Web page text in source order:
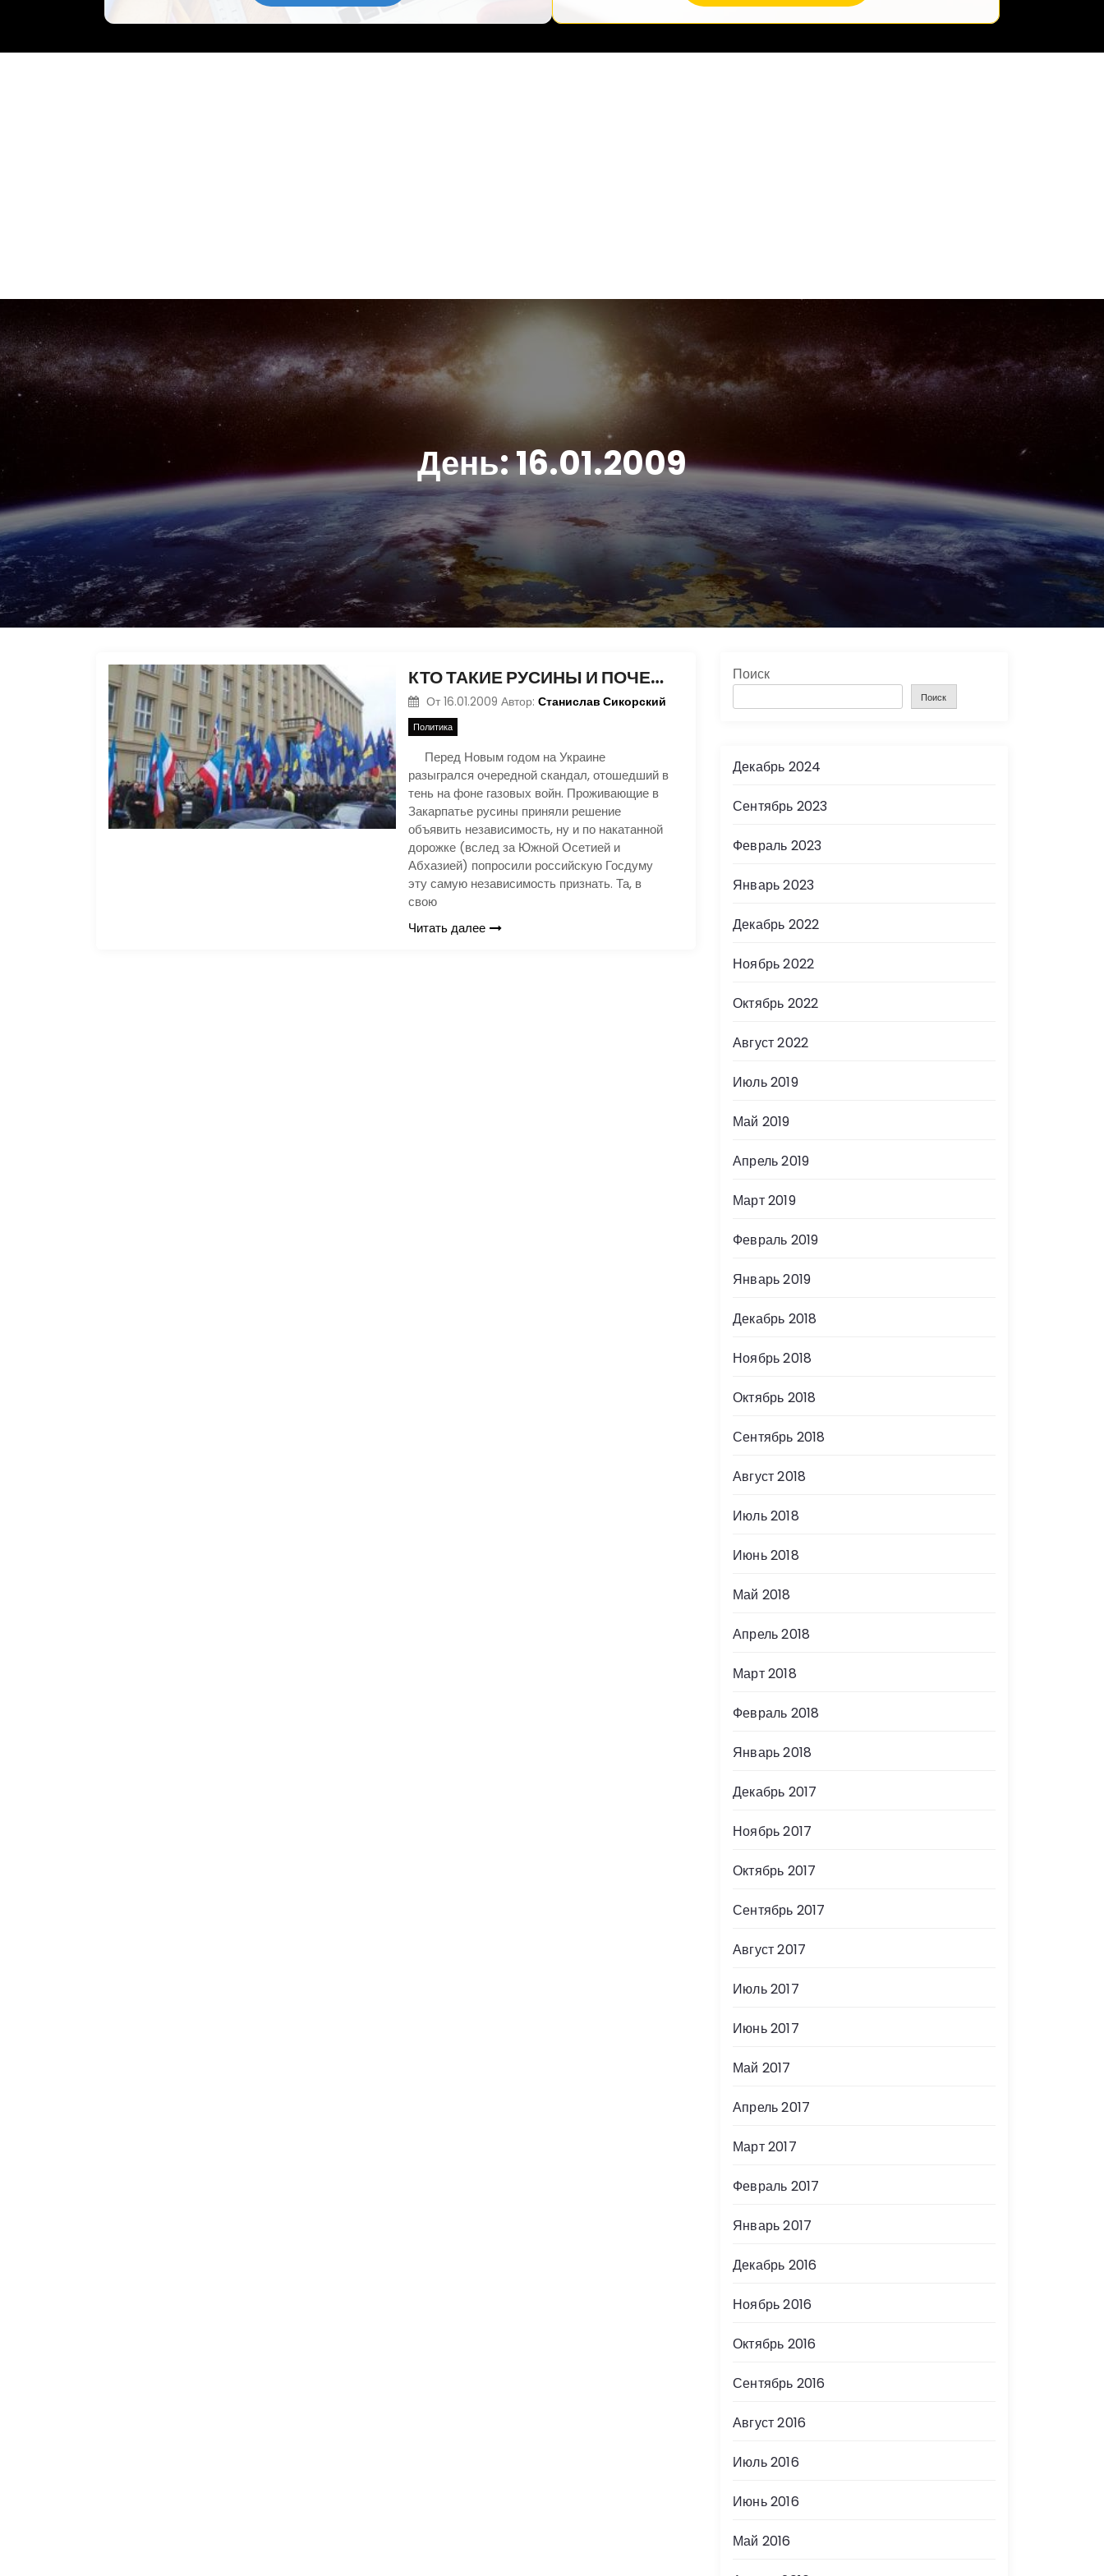
День:16.01.2009
КТО ТАКИЕ РУСИНЫ И ПОЧЕМУ ОНИ ХОТЯТ ОТДЕЛИТЬ ЗАКАРПАТЬЕ ОТ УКРАИНЫ
От 16.01.2009 Автор: Станислав Сикорский
Политика
Перед Новым годом на Украине
разыгрался очередной скандал, отошедший в
тень на фоне газовых войн. Проживающие в
Закарпатье русины приняли решение
объявить независимость, ну и по накатанной
дорожке (вслед за Южной Осетией и
Абхазией) попросили российскую Госдуму
эту самую независимость признать. Та, в
свою
Читать далее
Поиск
Поиск
Декабрь 2024
Сентябрь 2023
Февраль 2023
Январь 2023
Декабрь 2022
Ноябрь 2022
Октябрь 2022
Август 2022
Июль 2019
Май 2019
Апрель 2019
Март 2019
Февраль 2019
Январь 2019
Декабрь 2018
Ноябрь 2018
Октябрь 2018
Сентябрь 2018
Август 2018
Июль 2018
Июнь 2018
Май 2018
Апрель 2018
Март 2018
Февраль 2018
Январь 2018
Декабрь 2017
Ноябрь 2017
Октябрь 2017
Сентябрь 2017
Август 2017
Июль 2017
Июнь 2017
Май 2017
Апрель 2017
Март 2017
Февраль 2017
Январь 2017
Декабрь 2016
Ноябрь 2016
Октябрь 2016
Сентябрь 2016
Август 2016
Июль 2016
Июнь 2016
Май 2016